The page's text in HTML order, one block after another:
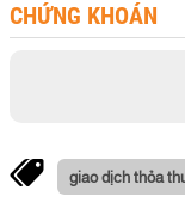
CHỨNG KHOÁN
giao dịch thỏa